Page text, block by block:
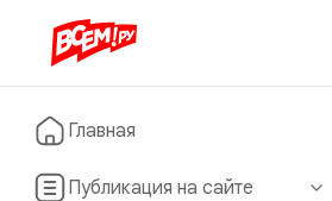
Главная
Публикация на сайте